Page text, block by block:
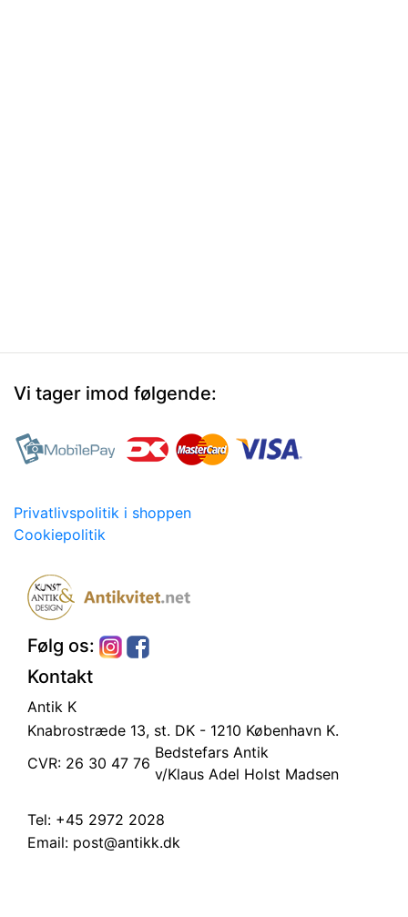
Vi tager imod følgende:
Privatlivspolitik i shoppen
Cookiepolitik
Følg os:
Kontakt
Antik K
Knabrostræde 13, st. DK - 1210 København K.
CVR: 26 30 47 76
Bedstefars Antik
v/Klaus Adel Holst Madsen
Tel: +45 2972 2028
Email: post@antikk.dk